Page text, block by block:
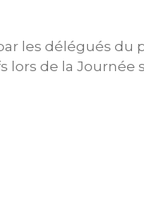
les délégués du
lors de la Journée